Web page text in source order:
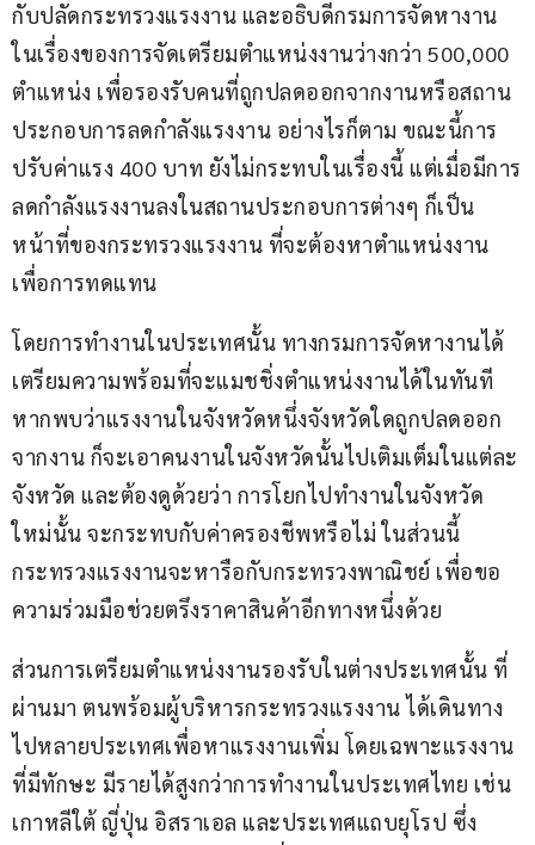
กับปลัดกระทรวงแรงงาน และอธิบดีกรมการจัดหางาน
ในเรื่องของการจัดเตรียมตำแหน่งงานว่างกว่า 500,000
ตำแหน่ง เพื่อรองรับคนที่ถูกปลดออกจากงานหรือสถาน
ประกอบการลดกำลังแรงงาน อย่างไรก็ตาม ขณะนี้การ
ปรับค่าแรง 400 บาท ยังไม่กระทบในเรื่องนี้ แต่เมื่อมีการ
ลดกำลังแรงงานลงในสถานประกอบการต่างๆ ก็เป็น
หน้าที่ของกระทรวงแรงงาน ที่จะต้องหาตำแหน่งงาน
เพื่อการทดแทน
โดยการทำงานในประเทศนั้น ทางกรมการจัดหางานได้
เตรียมความพร้อมที่จะแมชชิ่งตำแหน่งงานได้ในทันที
หากพบว่าแรงงานในจังหวัดหนึ่งจังหวัดใดถูกปลดออก
จากงาน ก็จะเอาคนงานในจังหวัดนั้นไปเติมเต็มในแต่ละ
จังหวัด และต้องดูด้วยว่า การโยกไปทำงานในจังหวัด
ใหม่นั้น จะกระทบกับค่าครองชีพหรือไม่ ในส่วนนี้
กระทรวงแรงงานจะหารือกับกระทรวงพาณิชย์ เพื่อขอ
ความร่วมมือช่วยตรึงราคาสินค้าอีกทางหนึ่งด้วย
ส่วนการเตรียมตำแหน่งงานรองรับในต่างประเทศนั้น ที่
ผ่านมา ตนพร้อมผู้บริหารกระทรวงแรงงาน ได้เดินทาง
ไปหลายประเทศเพื่อหาแรงงานเพิ่ม โดยเฉพาะแรงงาน
ที่มีทักษะ มีรายได้สูงกว่าการทำงานในประเทศไทย เช่น
เกาหลีใต้ ญี่ปุ่น อิสราเอล และประเทศแถบยุโรป ซึ่ง